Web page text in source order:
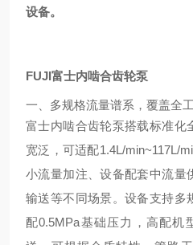
设备。
FUJI富士内啮合齿轮泵
一、多规格流量谱系，覆盖全
富士内啮合齿轮泵搭载标准化
宽泛，可适配1.4L/min~117L/
小流量加注、设备配套中流量
输送等不同场景。设备支持多
配0.5MPa基础压力，高配机